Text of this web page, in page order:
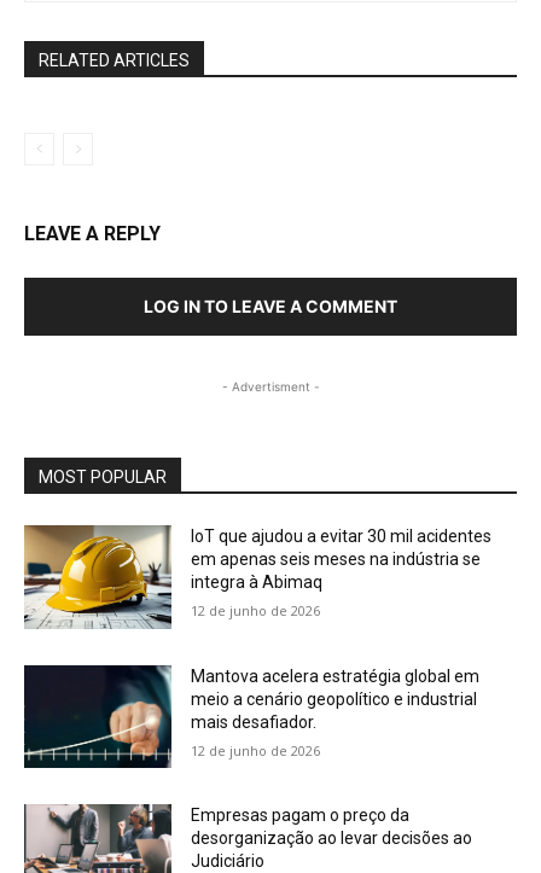
RELATED ARTICLES
LEAVE A REPLY
LOG IN TO LEAVE A COMMENT
- Advertisment -
MOST POPULAR
IoT que ajudou a evitar 30 mil acidentes
em apenas seis meses na indústria se
integra à Abimaq
12 de junho de 2026
Mantova acelera estratégia global em
meio a cenário geopolítico e industrial
mais desafiador.
12 de junho de 2026
Empresas pagam o preço da
desorganização ao levar decisões ao
Judiciário